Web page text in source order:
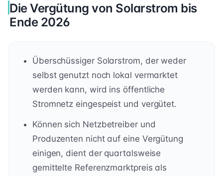
Die Vergütung von Solarstrom bis
Ende 2026
Überschüssiger Solarstrom, der weder
selbst genutzt noch lokal vermarktet
werden kann, wird ins öffentliche
Stromnetz eingespeist und vergütet.
Können sich Netzbetreiber und
Produzenten nicht auf eine Vergütung
einigen, dient der quartalsweise
gemittelte Referenzmarktpreis als